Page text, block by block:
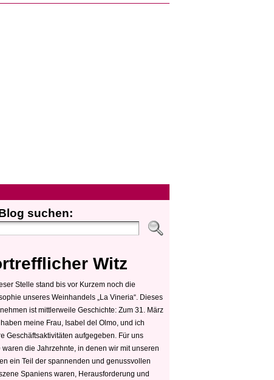
suchen:
Witz
Stelle stand bis vor Kurzem noch die
unseres Weinhandels „La Vineria“. Dieses
ist mittlerweile Geschichte: Zum 31. März
meine Frau, Isabel del Olmo, und ich
Geschäftsaktivitäten aufgegeben. Für uns
waren die Jahrzehnte, in denen wir mit unseren
ein Teil der spannenden und genussvollen
Spaniens waren, Herausforderung und